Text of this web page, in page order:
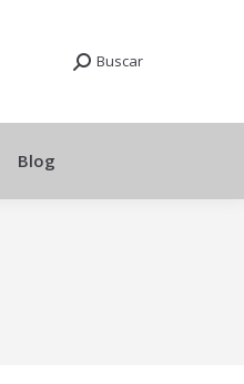
Buscar
Blog